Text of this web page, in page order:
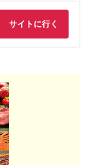
サイトに行く